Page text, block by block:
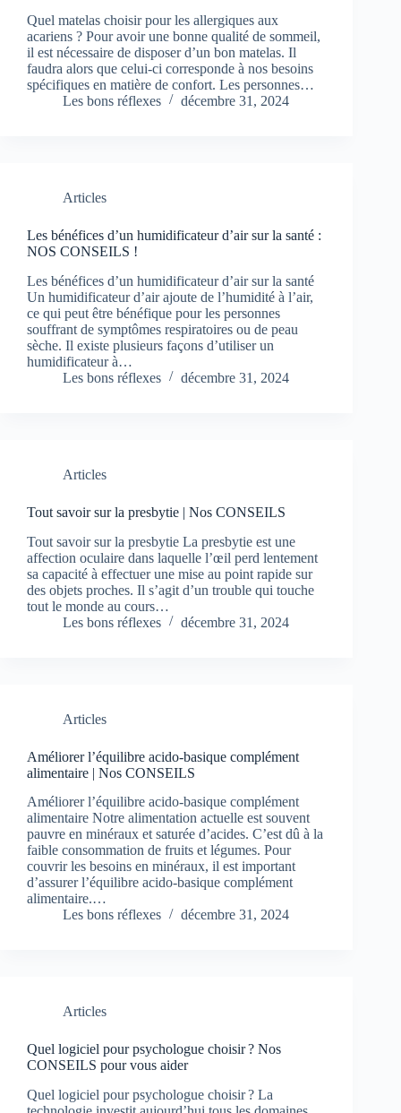
Quel matelas choisir pour les allergiques aux
acariens ? Pour avoir une bonne qualité de sommeil,
il est nécessaire de disposer d’un bon matelas. Il
faudra alors que celui-ci corresponde à nos besoins
spécifiques en matière de confort. Les personnes…
Les bons réflexes
décembre 31, 2024
Articles
Les bénéfices d’un humidificateur d’air sur la santé :
NOS CONSEILS !
Les bénéfices d’un humidificateur d’air sur la santé
Un humidificateur d’air ajoute de l’humidité à l’air,
ce qui peut être bénéfique pour les personnes
souffrant de symptômes respiratoires ou de peau
sèche. Il existe plusieurs façons d’utiliser un
humidificateur à…
Les bons réflexes
décembre 31, 2024
Articles
Tout savoir sur la presbytie | Nos CONSEILS
Tout savoir sur la presbytie La presbytie est une
affection oculaire dans laquelle l’œil perd lentement
sa capacité à effectuer une mise au point rapide sur
des objets proches. Il s’agit d’un trouble qui touche
tout le monde au cours…
Les bons réflexes
décembre 31, 2024
Articles
Améliorer l’équilibre acido-basique complément
alimentaire | Nos CONSEILS
Améliorer l’équilibre acido-basique complément
alimentaire Notre alimentation actuelle est souvent
pauvre en minéraux et saturée d’acides. C’est dû à la
faible consommation de fruits et légumes. Pour
couvrir les besoins en minéraux, il est important
d’assurer l’équilibre acido-basique complément
alimentaire.…
Les bons réflexes
décembre 31, 2024
Articles
Quel logiciel pour psychologue choisir ? Nos
CONSEILS pour vous aider
Quel logiciel pour psychologue choisir ? La